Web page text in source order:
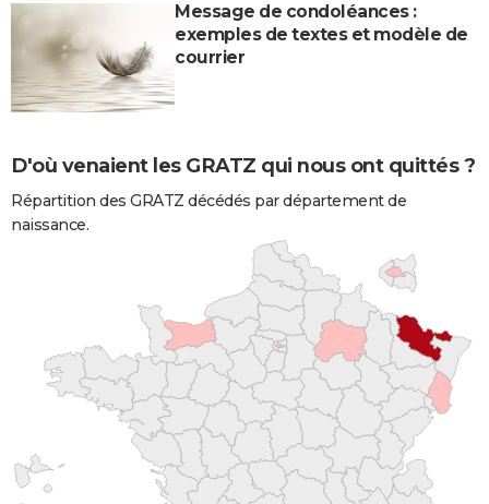
Message de condoléances :
exemples de textes et modèle de
courrier
D'où venaient les GRATZ qui nous ont quittés ?
Répartition des GRATZ décédés par département de
naissance.